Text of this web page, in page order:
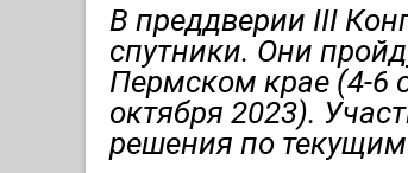
В преддверии III
спутники. Они
Пермском крае (4-6
октября 2023).
решения по